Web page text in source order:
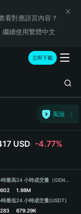
看對應語言內容？
繼續使用繁體中文
立即下載
風險
USD -4.77%
最高
最低
24 小時成交量（GENIUS）
1.98M
24 小時成交量(USDT)
679.29K